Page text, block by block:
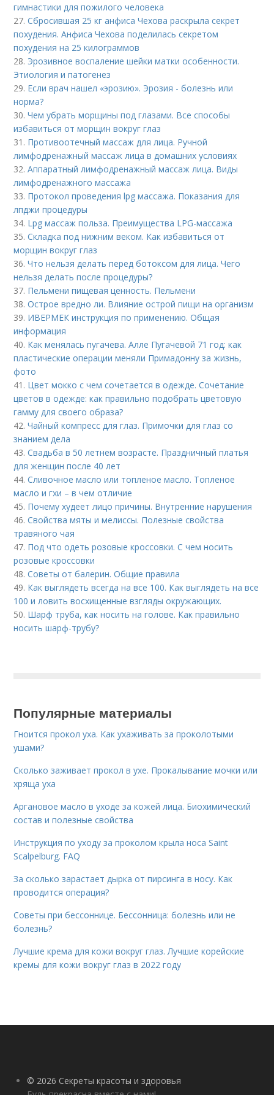
гимнастики для пожилого человека
27.Сбросившая 25 кг анфиса Чехова раскрыла секрет
похудения. Анфиса Чехова поделилась секретом
похудения на 25 килограммов
28. Эрозивное воспаление шейки матки особенности.
Этиология и патогенез
29. Если врач нашел «эрозию». Эрозия - болезнь или
норма?
30.Чем убрать морщины под глазами. Все способы
избавиться от морщин вокруг глаз
31. Противоотечный массаж для лица. Ручной
лимфодренажный массаж лица в домашних условиях
32.Аппаратный лимфодренажный массаж лица. Виды
лимфодренажного массажа
33. Протокол проведения lpg массажа. Показания для
лпджи процедуры
34. Lpg массаж польза. Преимущества LPG-массажа
35.Складка под нижним веком. Как избавиться от
морщин вокруг глаз
36.Что нельзя делать перед ботоксом для лица. Чего
нельзя делать после процедуры?
37. Пельмени пищевая ценность. Пельмени
38.Острое вредно ли. Влияние острой пищи на организм
39. ИВЕРМЕК инструкция по применению. Общая
информация
40. Как менялась пугачева. Алле Пугачевой 71 год: как
пластические операции меняли Примадонну за жизнь,
фото
41. Цвет мокко с чем сочетается в одежде. Сочетание
цветов в одежде: как правильно подобрать цветовую
гамму для своего образа?
42.Чайный компресс для глаз. Примочки для глаз со
знанием дела
43.Свадьба в 50 летнем возрасте. Праздничный платья
для женщин после 40 лет
44.Сливочное масло или топленое масло. Топленое
масло и гхи – в чем отличие
45. Почему худеет лицо причины. Внутренние нарушения
46.Свойства мяты и мелиссы. Полезные свойства
травяного чая
47. Под что одеть розовые кроссовки. С чем носить
розовые кроссовки
48.Советы от балерин. Общие правила
49. Как выглядеть всегда на все 100. Как выглядеть на все
100 и ловить восхищенные взгляды окружающих.
50. Шарф труба, как носить на голове. Как правильно
носить шарф-трубу?
Популярные материалы
Гноится прокол уха. Как ухаживать за проколотыми
ушами?
Сколько заживает прокол в ухе. Прокалывание мочки или
хряща уха
Аргановое масло в уходе за кожей лица. Биохимический
состав и полезные свойства
Инструкция по уходу за проколом крыла носа Saint
Scalpelburg. FAQ
За сколько зарастает дырка от пирсинга в носу. Как
проводится операция?
Советы при бессоннице. Бессонница: болезнь или не
болезнь?
Лучшие крема для кожи вокруг глаз. Лучшие корейские
кремы для кожи вокруг глаз в 2022 году
© 2026 Секреты красоты и здоровья